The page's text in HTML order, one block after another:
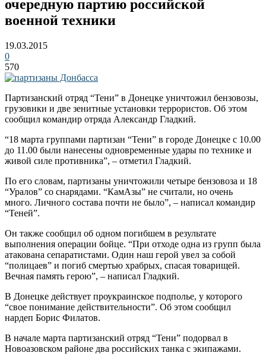
очередную партию российской
военной техники
19.03.2015
0
570
Партизанский отряд “Тени” в Донецке уничтожил бензовозы,
грузовики и две зенитные установки террористов. Об этом
сообщил командир отряда Александр Гладкий.
“18 марта группами партизан “Тени” в городе Донецке с 10.00
до 11.00 были нанесены одновременные удары по технике и
живой силе противника”, – отметил Гладкий.
По его словам, партизаны уничтожили четыре бензовоза и 18
“Уралов” со снарядами. “КамАзы” не считали, но очень
много. Личного состава почти не было”, – написал командир
“Теней”.
Он также сообщил об одном погибшем в результате
выполнения операции бойце. “При отходе одна из групп была
атакована сепаратистами. Один наш герой увел за собой
“полицаев” и погиб смертью храбрых, спасая товарищей.
Вечная память герою”, – написал Гладкий.
В Донецке действует проукраинское подполье, у которого
“свое понимание действительности”. Об этом сообщил
нардеп Борис Филатов.
В начале марта партизанский отряд “Тени” подорвал в
Новоазовском районе два российских танка с экипажами.